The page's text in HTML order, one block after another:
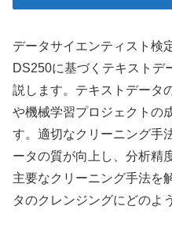
データサイエンティスト検
DS250に基づくテキストデ
説します。テキストデータ
や機械学習プロジェクトの
す。適切なクリーニング手
ータの質が向上し、分析精
主要なクリーニング手法を
タのクレンジングにどのよ